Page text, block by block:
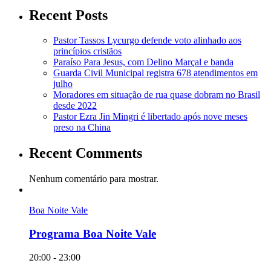
Recent Posts
Pastor Tassos Lycurgo defende voto alinhado aos
princípios cristãos
Paraíso Para Jesus, com Delino Marçal e banda
Guarda Civil Municipal registra 678 atendimentos em
julho
Moradores em situação de rua quase dobram no Brasil
desde 2022
Pastor Ezra Jin Mingri é libertado após nove meses
preso na China
Recent Comments
Nenhum comentário para mostrar.
Boa Noite Vale
Programa Boa Noite Vale
20:00 - 23:00